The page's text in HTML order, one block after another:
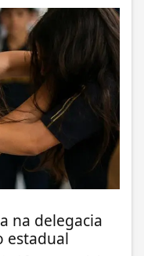
na delegacia
estadual